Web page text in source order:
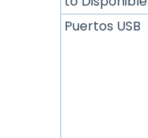
Puertos USB